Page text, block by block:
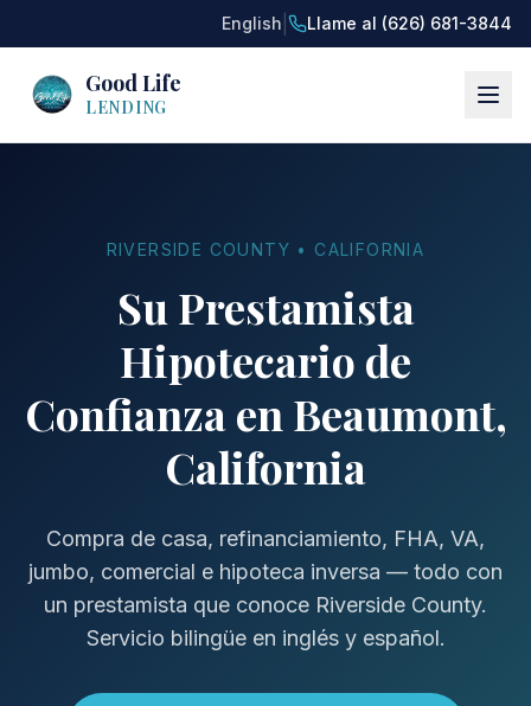
English Llame al (626) 681-3844
Good Life
LENDING
RIVERSIDE COUNTY • CALIFORNIA
Su Prestamista
Hipotecario de
Confianza en Beaumont,
California
Compra de casa, refinanciamiento, FHA, VA,
jumbo, comercial e hipoteca inversa — todo con
un prestamista que conoce Riverside County.
Servicio bilingüe en inglés y español.